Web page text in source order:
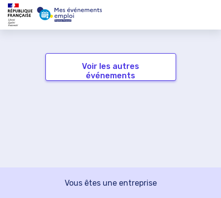
Voir les autres
événements
Vous êtes une entreprise